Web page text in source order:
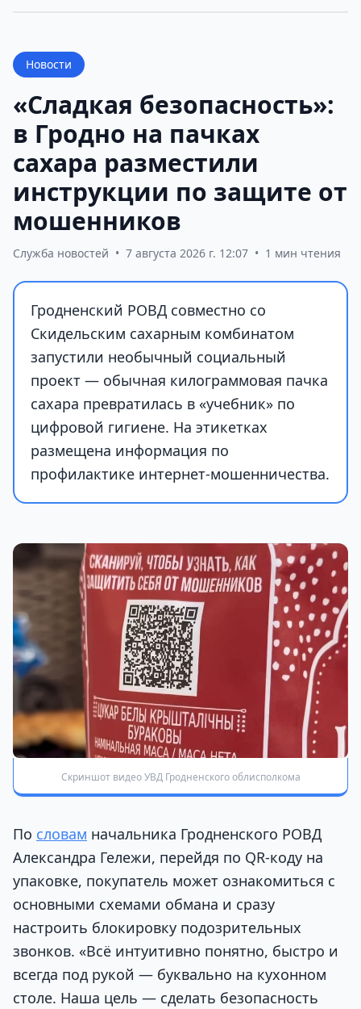
Новости
«Сладкая безопасность»:
в Гродно на пачках
сахара разместили
инструкции по защите от
мошенников
Служба новостей • 7 августа 2026 г. 12:07 • 1 мин чтения
Гродненский РОВД совместно со
Скидельским сахарным комбинатом
запустили необычный социальный
проект — обычная килограммовая пачка
сахара превратилась в «учебник» по
цифровой гигиене. На этикетках
размещена информация по
профилактике интернет-мошенничества.
Скриншот видео УВД Гродненского облисполкома
По словам начальника Гродненского РОВД
Александра Гележи, перейдя по QR-коду на
упаковке, покупатель может ознакомиться с
основными схемами обмана и сразу
настроить блокировку подозрительных
звонков. «Всё интуитивно понятно, быстро и
всегда под рукой — буквально на кухонном
столе. Наша цель — сделать безопасность